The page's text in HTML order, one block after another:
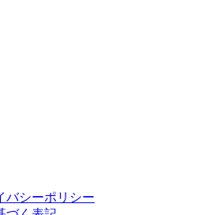
バシーポリシー